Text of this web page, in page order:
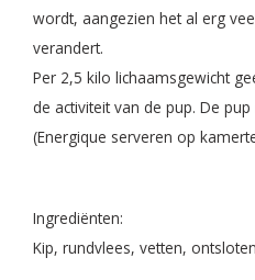
wordt, aangezien het al erg
verandert.
Per 2,5 kilo lichaamsgewicht
de activiteit van de pup. De
(Energique serveren op
Ingrediënten:
Kip, rundvlees, vetten,